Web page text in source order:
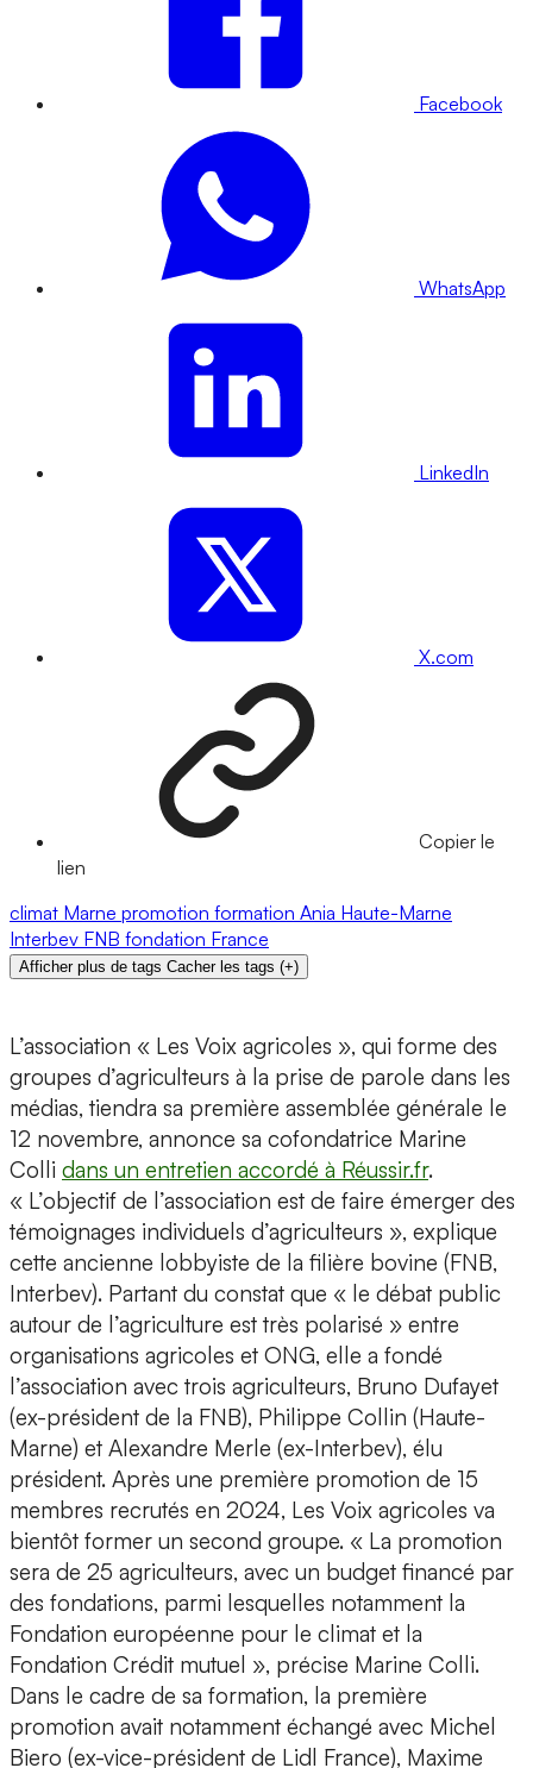
Facebook
WhatsApp
LinkedIn
X.com
Copier le
lien
climat Marne promotion formation Ania Haute-Marne
Interbev FNB fondation France
Afficher plus de tags Cacher les tags (+)
L’association « Les Voix agricoles », qui forme des
groupes d’agriculteurs à la prise de parole dans les
médias, tiendra sa première assemblée générale le
12 novembre, annonce sa cofondatrice Marine
Colli dans un entretien accordé à Réussir.fr.
« L’objectif de l’association est de faire émerger des
témoignages individuels d’agriculteurs », explique
cette ancienne lobbyiste de la filière bovine (FNB,
Interbev). Partant du constat que « le débat public
autour de l’agriculture est très polarisé » entre
organisations agricoles et ONG, elle a fondé
l’association avec trois agriculteurs, Bruno Dufayet
(ex-président de la FNB), Philippe Collin (Haute-
Marne) et Alexandre Merle (ex-Interbev), élu
président. Après une première promotion de 15
membres recrutés en 2024, Les Voix agricoles va
bientôt former un second groupe. « La promotion
sera de 25 agriculteurs, avec un budget financé par
des fondations, parmi lesquelles notamment la
Fondation européenne pour le climat et la
Fondation Crédit mutuel », précise Marine Colli.
Dans le cadre de sa formation, la première
promotion avait notamment échangé avec Michel
Biero (ex-vice-président de Lidl France), Maxime